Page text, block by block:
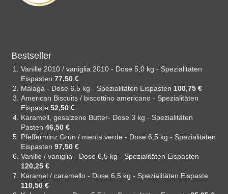
Bestseller
Vanille 2010 / vaniglia 2010 - Dose 5,0 kg - Spezialitäten
Eispasten77,50 €
Malaga - Dose 6,5 kg - Spezialitäten Eispasten 100,75 €
American Biscuits / biscottino americano - Spezialitäten
Eispaste52,50 €
Karamell, gesalzene Butter- Dose 3 kg - Spezialitäten
Pasten46,50 €
Pfefferminz Grün / menta verde - Dose 6,5 kg - Spezialitäten
Eispasten97,50 €
Vanille / vaniglia - Dose 6,5 kg - Spezialitäten Eispasten
120,25 €
Karamel / caramello - Dose 6,5 kg - Spezialitäten Eispaste
110,50 €